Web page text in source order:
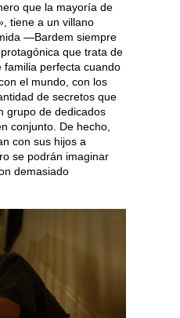
que la mayoría de
tiene a un villano
—Bardem siempre
que trata de
familia perfecta cuando
el mundo, con los
de secretos que
grupo de dedicados
conjunto. De hecho,
con sus hijos a
se podrán imaginar
demasiado